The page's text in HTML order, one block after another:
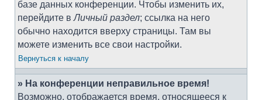
базе данных конференции. Чтобы изменить их,
перейдите вЛичный раздел; ссылка на него
обычно находится вверху страницы. Там вы
можете изменить все свои настройки.
Вернуться к началу
» На конференции неправильное время!
Возможно, отображается время, относящееся к